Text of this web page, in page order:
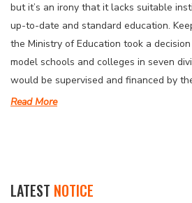
but it’s an irony that it lacks suitable
up-to-date and standard education.
the Ministry of Education took a
model schools and colleges in seven
would be supervised and financed by
Read More
LATEST NOTICE